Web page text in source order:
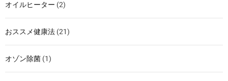
オイルヒーター (2)
おススメ健康法 (21)
オゾン除菌 (1)